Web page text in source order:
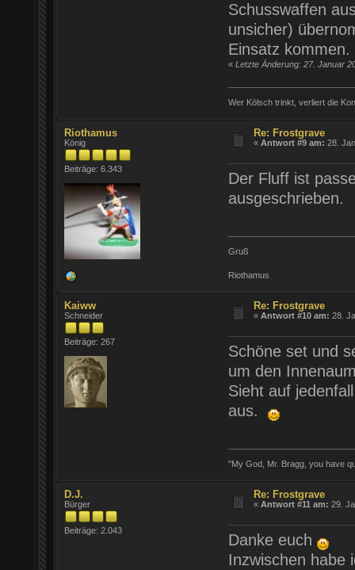
Schusswaffen
unsicher)
Einsatz kommen.
« Letzte Änderung: 27. Januar
Wer Kölsch trinkt, verliert die
Riothamus
König
Beiträge: 6.343
Re: Frostgrave
«Antwort #9 am: 28.
Der Fluff ist
ausgeschrieben.
Gruß
Riothamus
Kaiww
Schneider
Beiträge: 267
Re: Frostgrave
«Antwort #10 am: 28.
Schöne set und
um den
Sieht auf
aus.
"My God, Mr. Bragg, you have
D.J.
Bürger
Beiträge: 2.043
Re: Frostgrave
«Antwort #11 am: 29.
Danke euch
Inzwischen habe